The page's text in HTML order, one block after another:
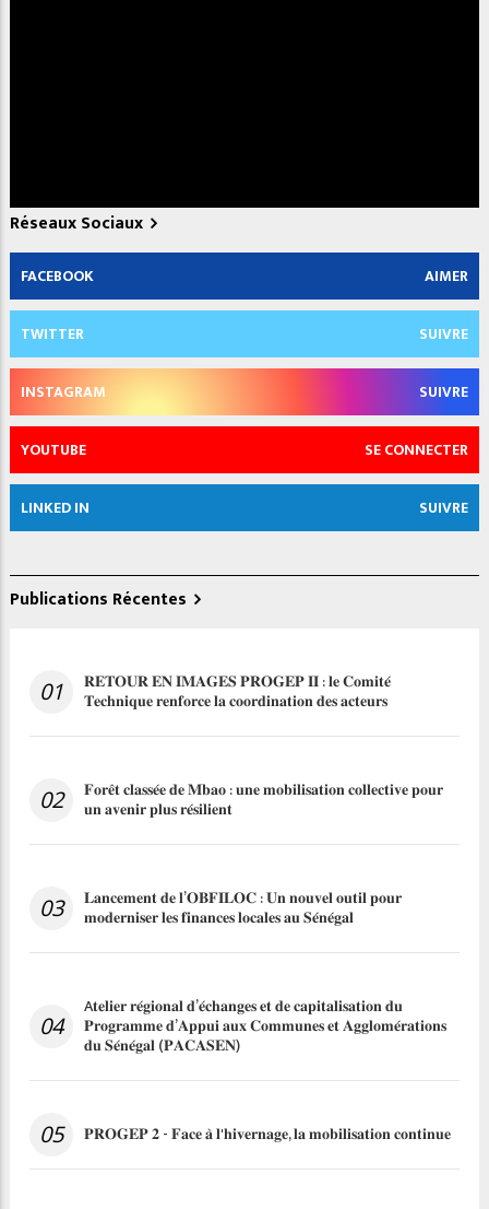
Réseaux Sociaux
FACEBOOK AIMER
TWITTER SUIVRE
INSTAGRAM SUIVRE
YOUTUBE SE CONNECTER
LINKED IN SUIVRE
Publications Récentes
01 𝐑𝐄𝐓𝐎𝐔𝐑 𝐄𝐍 𝐈𝐌𝐀𝐆𝐄𝐒 𝐏𝐑𝐎𝐆𝐄𝐏 𝐈𝐈 : 𝐥𝐞 𝐂𝐨𝐦𝐢𝐭𝐞́
𝐓𝐞𝐜𝐡𝐧𝐢𝐪𝐮𝐞 𝐫𝐞𝐧𝐟𝐨𝐫𝐜𝐞 𝐥𝐚 𝐜𝐨𝐨𝐫𝐝𝐢𝐧𝐚𝐭𝐢𝐨𝐧 𝐝𝐞𝐬 𝐚𝐜𝐭𝐞𝐮𝐫𝐬
02 𝐅𝐨𝐫𝐞̂𝐭 𝐜𝐥𝐚𝐬𝐬𝐞́𝐞 𝐝𝐞 𝐌𝐛𝐚𝐨 : 𝐮𝐧𝐞 𝐦𝐨𝐛𝐢𝐥𝐢𝐬𝐚𝐭𝐢𝐨𝐧 𝐜𝐨𝐥𝐥𝐞𝐜𝐭𝐢𝐯𝐞 𝐩𝐨𝐮𝐫
𝐮𝐧 𝐚𝐯𝐞𝐧𝐢𝐫 𝐩𝐥𝐮𝐬 𝐫𝐞́𝐬𝐢𝐥𝐢𝐞𝐧𝐭
03 𝐋𝐚𝐧𝐜𝐞𝐦𝐞𝐧𝐭 𝐝𝐞 𝐥’𝐎𝐁𝐅𝐈𝐋𝐎𝐂 : 𝐔𝐧 𝐧𝐨𝐮𝐯𝐞𝐥 𝐨𝐮𝐭𝐢𝐥 𝐩𝐨𝐮𝐫
𝐦𝐨𝐝𝐞𝐫𝐧𝐢𝐬𝐞𝐫 𝐥𝐞𝐬 𝐟𝐢𝐧𝐚𝐧𝐜𝐞𝐬 𝐥𝐨𝐜𝐚𝐥𝐞𝐬 𝐚𝐮 𝐒𝐞́𝐧𝐞́𝐠𝐚𝐥
04
A𝐭𝐞𝐥𝐢𝐞𝐫 𝐫𝐞́𝐠𝐢𝐨𝐧𝐚𝐥 𝐝’𝐞́𝐜𝐡𝐚𝐧𝐠𝐞𝐬 𝐞𝐭 𝐝𝐞 𝐜𝐚𝐩𝐢𝐭𝐚𝐥𝐢𝐬𝐚𝐭𝐢𝐨𝐧 𝐝𝐮
𝐏𝐫𝐨𝐠𝐫𝐚𝐦𝐦𝐞 𝐝’𝐀𝐩𝐩𝐮𝐢 𝐚𝐮𝐱 𝐂𝐨𝐦𝐦𝐮𝐧𝐞𝐬 𝐞𝐭 𝐀𝐠𝐠𝐥𝐨𝐦𝐞́𝐫𝐚𝐭𝐢𝐨𝐧𝐬
𝐝𝐮 𝐒𝐞́𝐧𝐞́𝐠𝐚𝐥 (𝐏𝐀𝐂𝐀𝐒𝐄𝐍)
05 𝐏𝐑𝐎𝐆𝐄𝐏 𝟐 - 𝐅𝐚𝐜𝐞 𝐚̀ 𝐥'𝐡𝐢𝐯𝐞𝐫𝐧𝐚𝐠𝐞, 𝐥𝐚 𝐦𝐨𝐛𝐢𝐥𝐢𝐬𝐚𝐭𝐢𝐨𝐧 𝐜𝐨𝐧𝐭𝐢𝐧𝐮𝐞